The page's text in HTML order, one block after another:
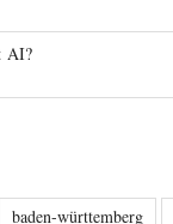
AI?
baden-württemberg